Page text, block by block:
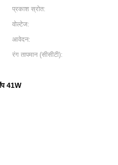
प्रकाश स्रोत:
वोल्टेज:
आवेदन:
रंग तापमान (सीसीटी):
41W